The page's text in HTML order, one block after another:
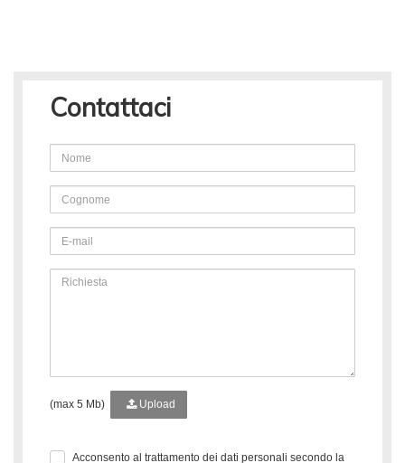
Contattaci
(max 5 Mb) Upload
Acconsento al trattamento dei dati personali secondo la